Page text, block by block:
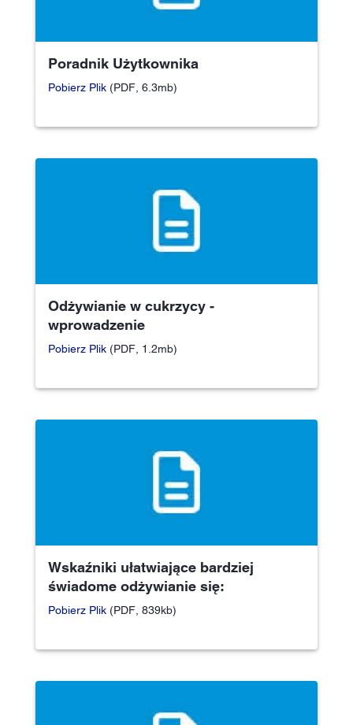
Poradnik Użytkownika
Pobierz Plik (PDF, 6.3mb)
Odżywianie w cukrzycy -
wprowadzenie
Pobierz Plik (PDF, 1.2mb)
Wskaźniki ułatwiające bardziej
świadome odżywianie się:
Pobierz Plik (PDF, 839kb)